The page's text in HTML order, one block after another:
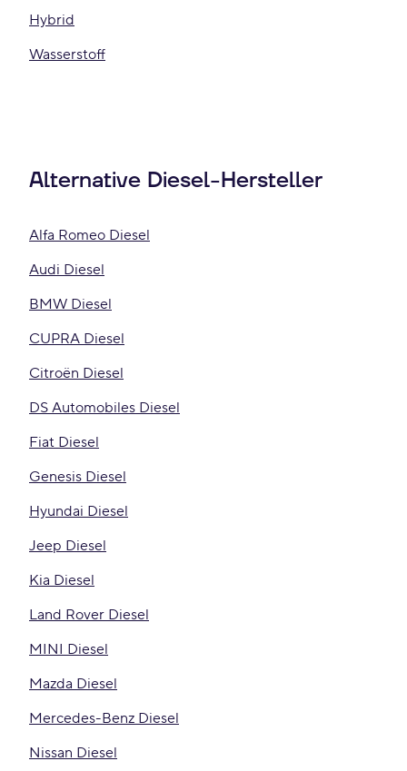
Hybrid
Wasserstoff
Alternative Diesel-Hersteller
Alfa Romeo Diesel
Audi Diesel
BMW Diesel
CUPRA Diesel
Citroën Diesel
DS Automobiles Diesel
Fiat Diesel
Genesis Diesel
Hyundai Diesel
Jeep Diesel
Kia Diesel
Land Rover Diesel
MINI Diesel
Mazda Diesel
Mercedes-Benz Diesel
Nissan Diesel